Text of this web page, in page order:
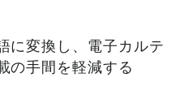
に変換し、電子カルテ
の手間を軽減する